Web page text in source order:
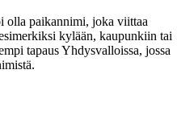
olla paikannimi, joka viittaa
kylään, kaupunkiin tai
tapaus Yhdysvalloissa, jossa